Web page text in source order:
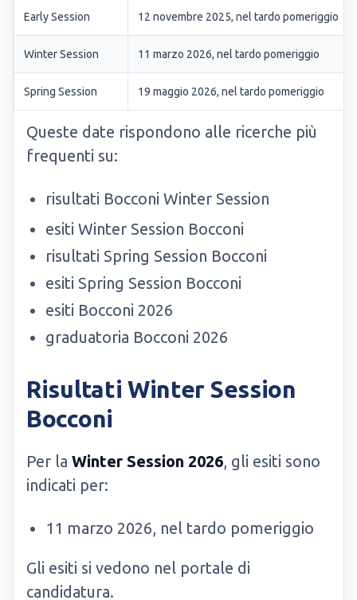
Early Session 12 novembre 2025, nel tardo pomeriggio
Winter Session 11 marzo 2026, nel tardo pomeriggio
Spring Session 19 maggio 2026, nel tardo pomeriggio
Queste date rispondono alle ricerche più
frequenti su:
risultati Bocconi Winter Session
esiti Winter Session Bocconi
risultati Spring Session Bocconi
esiti Spring Session Bocconi
esiti Bocconi 2026
graduatoria Bocconi 2026
Risultati Winter Session
Bocconi
Per la Winter Session 2026, gli esiti sono
indicati per:
11 marzo 2026, nel tardo pomeriggio
Gli esiti si vedono nel portale di
candidatura.